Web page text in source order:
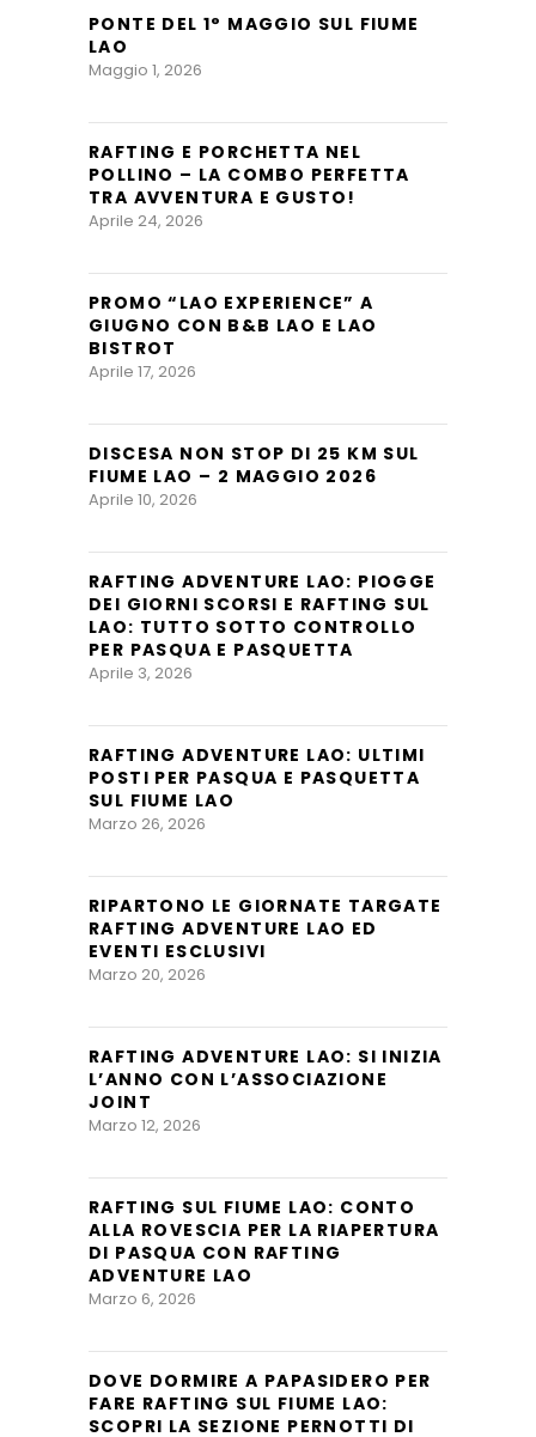
PONTE DEL 1° MAGGIO SUL FIUME
LAO
Maggio 1, 2026
RAFTING E PORCHETTA NEL
POLLINO – LA COMBO PERFETTA
TRA AVVENTURA E GUSTO!
Aprile 24, 2026
PROMO “LAO EXPERIENCE” A
GIUGNO CON B&B LAO E LAO
BISTROT
Aprile 17, 2026
DISCESA NON STOP DI 25 KM SUL
FIUME LAO – 2 MAGGIO 2026
Aprile 10, 2026
RAFTING ADVENTURE LAO: PIOGGE
DEI GIORNI SCORSI E RAFTING SUL
LAO: TUTTO SOTTO CONTROLLO
PER PASQUA E PASQUETTA
Aprile 3, 2026
RAFTING ADVENTURE LAO: ULTIMI
POSTI PER PASQUA E PASQUETTA
SUL FIUME LAO
Marzo 26, 2026
RIPARTONO LE GIORNATE TARGATE
RAFTING ADVENTURE LAO ED
EVENTI ESCLUSIVI
Marzo 20, 2026
RAFTING ADVENTURE LAO: SI INIZIA
L’ANNO CON L’ASSOCIAZIONE
JOINT
Marzo 12, 2026
RAFTING SUL FIUME LAO: CONTO
ALLA ROVESCIA PER LA RIAPERTURA
DI PASQUA CON RAFTING
ADVENTURE LAO
Marzo 6, 2026
DOVE DORMIRE A PAPASIDERO PER
FARE RAFTING SUL FIUME LAO:
SCOPRI LA SEZIONE PERNOTTI DI